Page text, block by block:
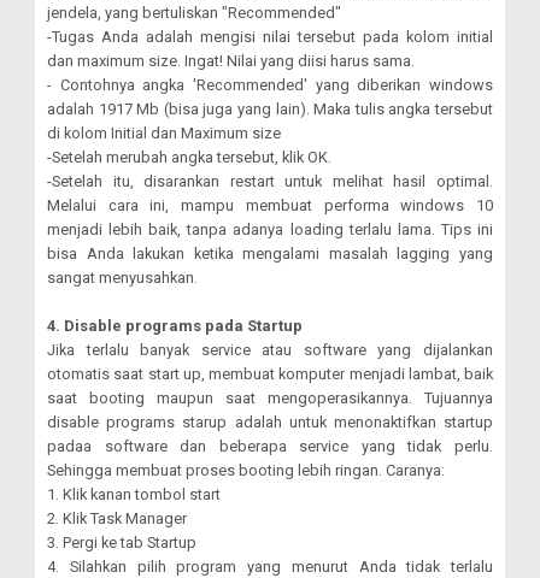
jendela, yang bertuliskan "Recommended"
-Tugas Anda adalah mengisi nilai tersebut pada kolom initial
dan maximum size. Ingat! Nilai yang diisi harus sama.
- Contohnya angka 'Recommended' yang diberikan windows
adalah 1917 Mb (bisa juga yang lain). Maka tulis angka tersebut
di kolom Initial dan Maximum size
-Setelah merubah angka tersebut, klik OK.
-Setelah itu, disarankan restart untuk melihat hasil optimal.
Melalui cara ini, mampu membuat performa windows 10
menjadi lebih baik, tanpa adanya loading terlalu lama. Tips ini
bisa Anda lakukan ketika mengalami masalah lagging yang
sangat menyusahkan.
4. Disable programs pada Startup
Jika terlalu banyak service atau software yang dijalankan
otomatis saat start up, membuat komputer menjadi lambat, baik
saat booting maupun saat mengoperasikannya. Tujuannya
disable programs starup adalah untuk menonaktifkan startup
padaa software dan beberapa service yang tidak perlu.
Sehingga membuat proses booting lebih ringan. Caranya:
1. Klik kanan tombol start
2. Klik Task Manager
3. Pergi ke tab Startup
4. Silahkan pilih program yang menurut Anda tidak terlalu